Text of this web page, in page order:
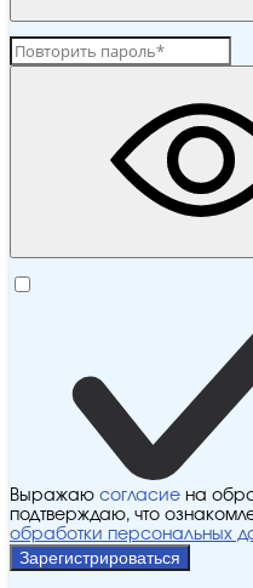
Выражаю согласие на
подтверждаю, что
обработки персональных
Зарегистрироваться